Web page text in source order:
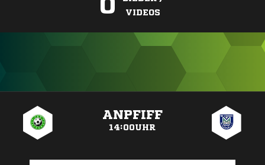
VIDEOS
ANPFIFF
14:00UHR